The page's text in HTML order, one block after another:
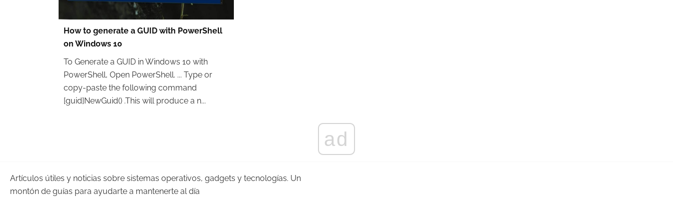
How to generate a GUID with PowerShell
on Windows 10
To Generate a GUID in Windows 10 with
PowerShell, Open PowerShell. ... Type or
copy-paste the following command
[guid]NewGuid() .This will produce a n...
ad
Artículos útiles y noticias sobre sistemas operativos, gadgets y tecnologías. Un
montón de guías para ayudarte a mantenerte al día